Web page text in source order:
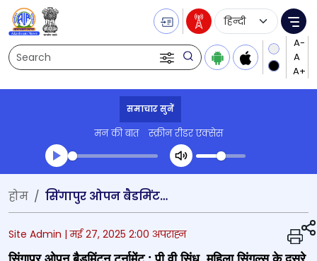
Search
Language
समाचार सुनें
मन की बात स्क्रीन रीडर एक्सेस
Transcript summary
प्ले ऑडियो
होम सिंगापुर ओपन बैडमिंटन टूर्नामेंट : पी वी सिंधु, महिला सिंगल्‍स के दूसरे दौर में पहुँची
Site Admin |मई 27, 2025 2:00 अपराह्न